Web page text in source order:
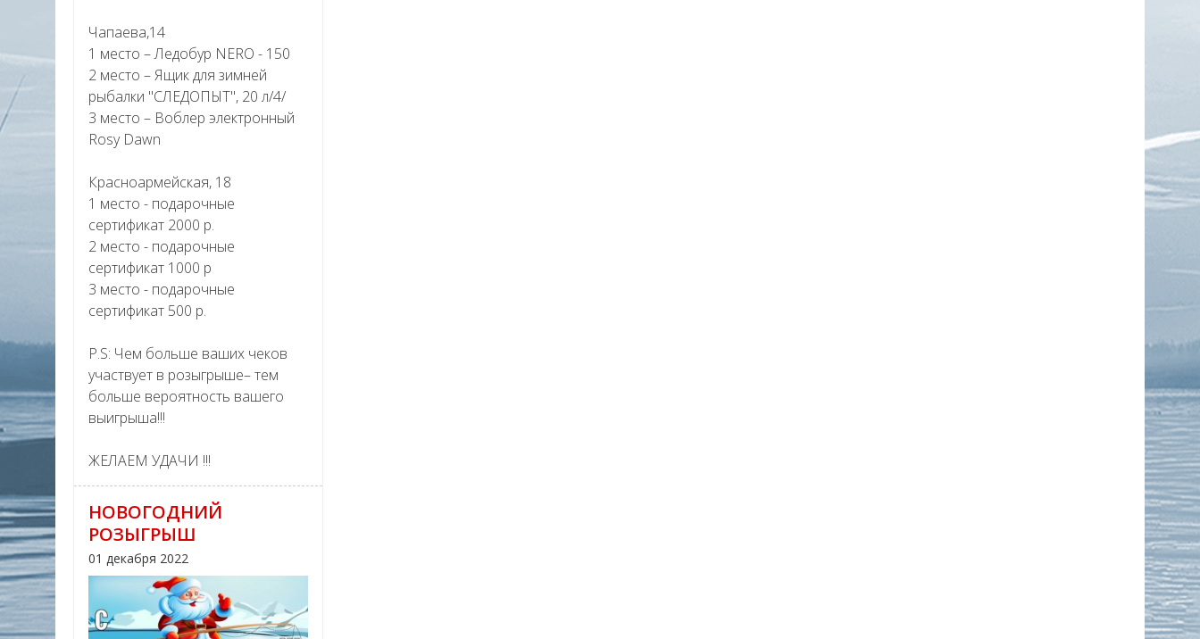
Чапаева,14
1 место – Ледобур NERO - 150
2 место – Ящик для зимней
рыбалки "СЛЕДОПЫТ", 20 л/4/
3 место – Воблер электронный
Rosy Dawn
Красноармейская, 18
1 место - подарочные
сертификат 2000 р.
2 место - подарочные
сертификат 1000 р
3 место - подарочные
сертификат 500 р.
P.S: Чем больше ваших чеков
участвует в розыгрыше– тем
больше вероятность вашего
выигрыша!!!
ЖЕЛАЕМ УДАЧИ !!!
НОВОГОДНИЙ
РОЗЫГРЫШ
01 декабря 2022